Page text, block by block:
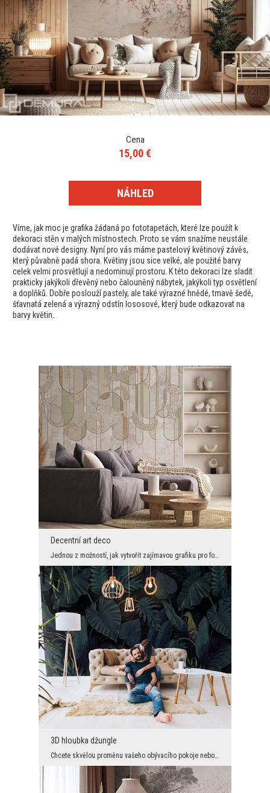
Cena
15,00 €
NÁHLED
Víme, jak moc je grafika žádaná po fototapetách, které lze použít k
dekoraci stěn v malých místnostech. Proto se vám snažíme neustále
dodávat nové designy. Nyní pro vás máme pastelový květinový závěs,
který půvabně padá shora. Květiny jsou sice velké, ale použité barvy
celek velmi prosvětlují a nedominují prostoru. K této dekoraci lze sladit
prakticky jakýkoli dřevěný nebo čalouněný nábytek, jakýkoli typ osvětlení
a doplňků. Dobře poslouží pastely, ale také výrazné hnědé, tmavě šedé,
šťavnatá zelená a výrazný odstín lososové, který bude odkazovat na
barvy květin.
Decentní art deco
Jednou z možností, jak vytvořit zajímavou grafiku pro fototapety, je kombinovat překvapivé styly ...
3D hloubka džungle
Chcete skvělou proměnu vašeho obývacího pokoje nebo jiného interiéru? Pokusíme se vás přesvědčit ...